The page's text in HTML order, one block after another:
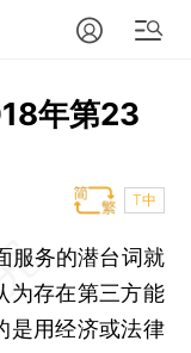
年第23
T中
务的潜台词就
为存在第三方能
是用经济或法律